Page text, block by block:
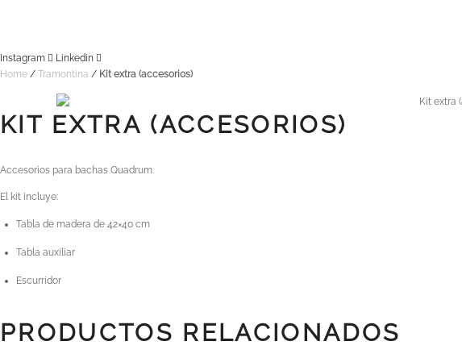
Instagram
Linkedin
Home / Tramontina / Kit extra (accesorios)
KIT EXTRA (ACCESORIOS)
Accesorios para bachas Quadrum.
El kit incluye:
Tabla de madera de 42×40 cm
Tabla auxiliar
Escurridor
PRODUCTOS RELACIONADOS